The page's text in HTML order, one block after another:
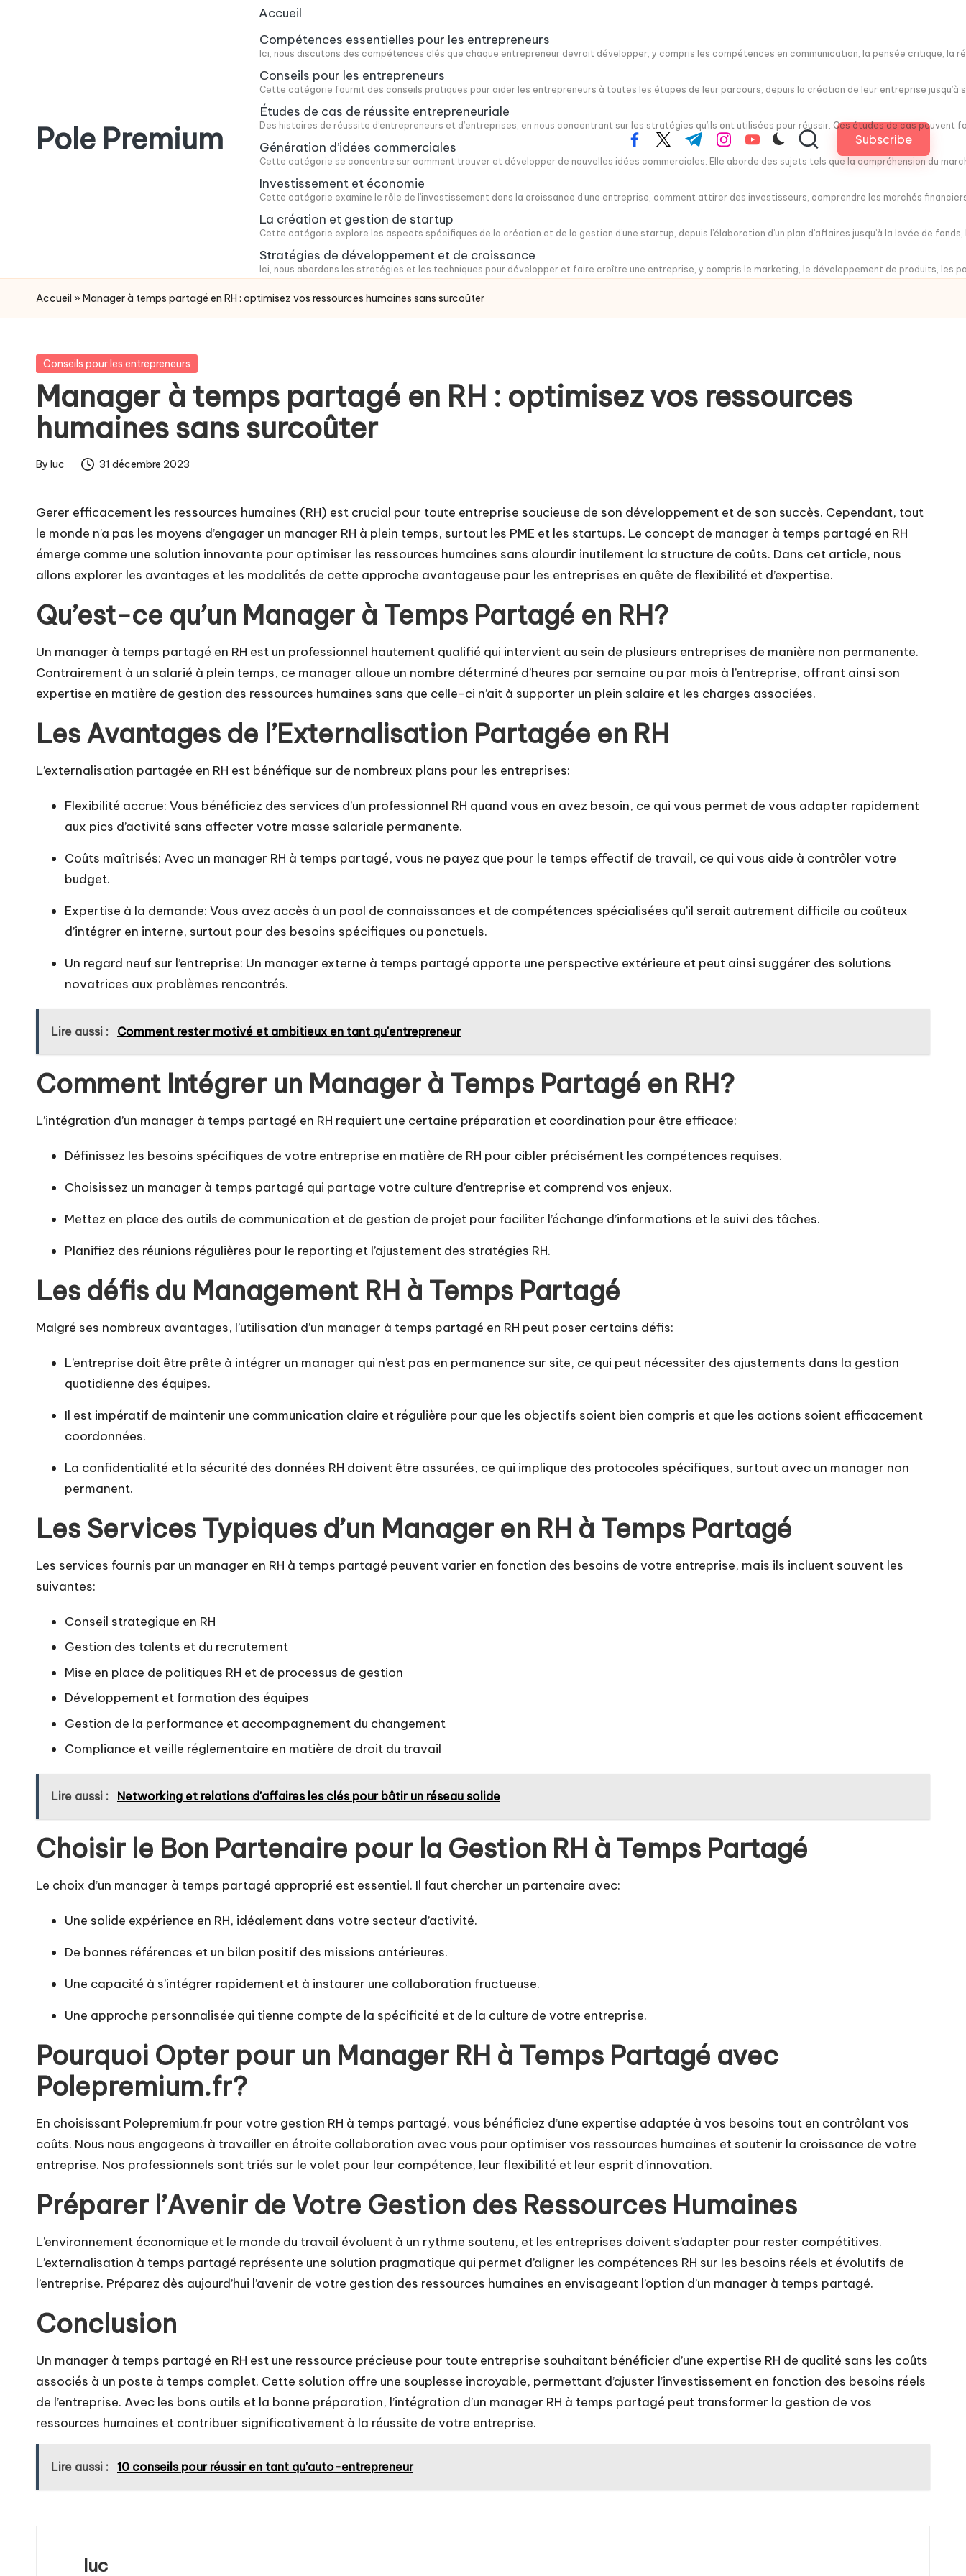
Pole Premium
Accueil
Compétences essentielles pour les entrepreneurs
Ici, nous discutons des compétences clés que chaque entrepreneur devrait développer, y compris les compétences en communication, la pensée critique, la
Conseils pour les entrepreneurs
Cette catégorie fournit des conseils pratiques pour aider les entrepreneurs à toutes les étapes de leur parcours, depuis la création de leur entreprise
Études de cas de réussite entrepreneuriale
Des histoires de réussite d’entrepreneurs et d’entreprises, en nous concentrant sur les stratégies qu’ils ont utilisées pour réussir. Ces études de cas
Génération d’idées commerciales
Cette catégorie se concentre sur comment trouver et développer de nouvelles idées commerciales. Elle aborde des sujets tels que la compréhension du
Investissement et économie
Cette catégorie examine le rôle de l’investissement dans la croissance d’une entreprise, comment attirer des investisseurs, comprendre les marchés
La création et gestion de startup
Cette catégorie explore les aspects spécifiques de la création et de la gestion d’une startup, depuis l’élaboration d’un plan d’affaires jusqu’à la levée de
Stratégies de développement et de croissance
Ici, nous abordons les stratégies et les techniques pour développer et faire croître une entreprise, y compris le marketing, le développement de produits, les
facebook.com
twitter.com
t.me instagram.com
youtube.com Subscribe
Accueil » Manager à temps partagé en RH : optimisez vos ressources humaines sans surcoûter
Posted
Conseils pour les entrepreneurs
Manager à temps partagé en RH : optimisez vos ressources
humaines sans surcoûter
Posted
By luc 31 décembre 2023
Gerer efficacement les ressources humaines (RH) est crucial pour toute entreprise soucieuse de son développement et de son succès. Cependant, tout
le monde n’a pas les moyens d’engager un manager RH à plein temps, surtout les PME et les startups. Le concept de manager à temps partagé en RH
émerge comme une solution innovante pour optimiser les ressources humaines sans alourdir inutilement la structure de coûts. Dans cet article, nous
allons explorer les avantages et les modalités de cette approche avantageuse pour les entreprises en quête de flexibilité et d’expertise.
Qu’est-ce qu’un Manager à Temps Partagé en RH?
Un manager à temps partagé en RH est un professionnel hautement qualifié qui intervient au sein de plusieurs entreprises de manière non permanente.
Contrairement à un salarié à plein temps, ce manager alloue un nombre déterminé d’heures par semaine ou par mois à l’entreprise, offrant ainsi son
expertise en matière de gestion des ressources humaines sans que celle-ci n’ait à supporter un plein salaire et les charges associées.
Les Avantages de l’Externalisation Partagée en RH
L’externalisation partagée en RH est bénéfique sur de nombreux plans pour les entreprises:
Flexibilité accrue: Vous bénéficiez des services d’un professionnel RH quand vous en avez besoin, ce qui vous permet de vous adapter rapidement
aux pics d’activité sans affecter votre masse salariale permanente.
Coûts maîtrisés: Avec un manager RH à temps partagé, vous ne payez que pour le temps effectif de travail, ce qui vous aide à contrôler votre
budget.
Expertise à la demande: Vous avez accès à un pool de connaissances et de compétences spécialisées qu’il serait autrement difficile ou coûteux
d’intégrer en interne, surtout pour des besoins spécifiques ou ponctuels.
Un regard neuf sur l’entreprise: Un manager externe à temps partagé apporte une perspective extérieure et peut ainsi suggérer des solutions
novatrices aux problèmes rencontrés.
Lire aussi : Comment rester motivé et ambitieux en tant qu'entrepreneur
Comment Intégrer un Manager à Temps Partagé en RH?
L’intégration d’un manager à temps partagé en RH requiert une certaine préparation et coordination pour être efficace:
Définissez les besoins spécifiques de votre entreprise en matière de RH pour cibler précisément les compétences requises.
Choisissez un manager à temps partagé qui partage votre culture d’entreprise et comprend vos enjeux.
Mettez en place des outils de communication et de gestion de projet pour faciliter l’échange d’informations et le suivi des tâches.
Planifiez des réunions régulières pour le reporting et l’ajustement des stratégies RH.
Les défis du Management RH à Temps Partagé
Malgré ses nombreux avantages, l’utilisation d’un manager à temps partagé en RH peut poser certains défis:
L’entreprise doit être prête à intégrer un manager qui n’est pas en permanence sur site, ce qui peut nécessiter des ajustements dans la gestion
quotidienne des équipes.
Il est impératif de maintenir une communication claire et régulière pour que les objectifs soient bien compris et que les actions soient efficacement
coordonnées.
La confidentialité et la sécurité des données RH doivent être assurées, ce qui implique des protocoles spécifiques, surtout avec un manager non
permanent.
Les Services Typiques d’un Manager en RH à Temps Partagé
Les services fournis par un manager en RH à temps partagé peuvent varier en fonction des besoins de votre entreprise, mais ils incluent souvent les
suivantes:
Conseil strategique en RH
Gestion des talents et du recrutement
Mise en place de politiques RH et de processus de gestion
Développement et formation des équipes
Gestion de la performance et accompagnement du changement
Compliance et veille réglementaire en matière de droit du travail
Lire aussi : Networking et relations d'affaires les clés pour bâtir un réseau solide
Choisir le Bon Partenaire pour la Gestion RH à Temps Partagé
Le choix d’un manager à temps partagé approprié est essentiel. Il faut chercher un partenaire avec:
Une solide expérience en RH, idéalement dans votre secteur d’activité.
De bonnes références et un bilan positif des missions antérieures.
Une capacité à s’intégrer rapidement et à instaurer une collaboration fructueuse.
Une approche personnalisée qui tienne compte de la spécificité et de la culture de votre entreprise.
Pourquoi Opter pour un Manager RH à Temps Partagé avec
Polepremium.fr?
En choisissant Polepremium.fr pour votre gestion RH à temps partagé, vous bénéficiez d’une expertise adaptée à vos besoins tout en contrôlant vos
coûts. Nous nous engageons à travailler en étroite collaboration avec vous pour optimiser vos ressources humaines et soutenir la croissance de votre
entreprise. Nos professionnels sont triés sur le volet pour leur compétence, leur flexibilité et leur esprit d’innovation.
Préparer l’Avenir de Votre Gestion des Ressources Humaines
L’environnement économique et le monde du travail évoluent à un rythme soutenu, et les entreprises doivent s’adapter pour rester compétitives.
L’externalisation à temps partagé représente une solution pragmatique qui permet d’aligner les compétences RH sur les besoins réels et évolutifs de
l’entreprise. Préparez dès aujourd’hui l’avenir de votre gestion des ressources humaines en envisageant l’option d’un manager à temps partagé.
Conclusion
Un manager à temps partagé en RH est une ressource précieuse pour toute entreprise souhaitant bénéficier d’une expertise RH de qualité sans les coûts
associés à un poste à temps complet. Cette solution offre une souplesse incroyable, permettant d’ajuster l’investissement en fonction des besoins réels
de l’entreprise. Avec les bons outils et la bonne préparation, l’intégration d’un manager RH à temps partagé peut transformer la gestion de vos
ressources humaines et contribuer significativement à la réussite de votre entreprise.
Lire aussi : 10 conseils pour réussir en tant qu'auto-entrepreneur
luc